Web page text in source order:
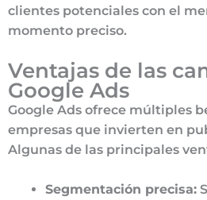
clientes potenciales con el
momento preciso.
Ventajas de las
Google Ads
Google Ads ofrece múltiples
empresas que invierten en
Algunas de las principales
Segmentación precisa: